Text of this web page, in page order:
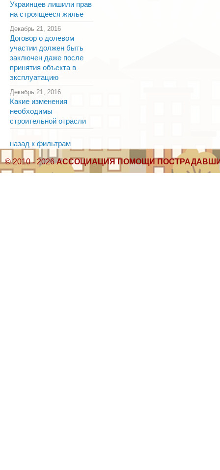
Украинцев лишили прав
на строящееся жилье
Декабрь 21, 2016
Договор о долевом
участии должен быть
заключен даже после
принятия объекта в
эксплуатацию
Декабрь 21, 2016
Какие изменения
необходимы
строительной отрасли
назад к фильтрам
© 2010 - 2026АССОЦИАЦИЯ ПОМОЩИ